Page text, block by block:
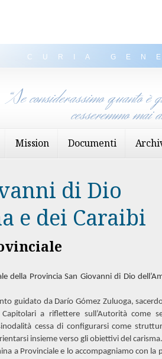
Mission Documenti
CURIA
“Se considerassimo quanto
cesseremmo
di Dio
e dei Caraibi
della Provincia San Giovanni di Dio
guidato da Darío Gómez Zuluoga,
a riflettere sull’Autorità come
cessa di configurarsi come
insieme verso gli obiettivi del carisma.
a Provinciale e lo accompagniamo con la